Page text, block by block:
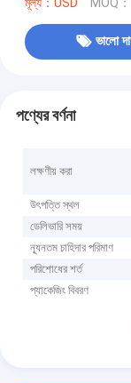
ভালো
পণ্যের বর্ণনা
লক্ষণীয় করা
উৎপত্তি স্থল
ডেলিভারি সময়
ন্যূনতম চাহিদার পরিমাণ
পরিশোধের শর্ত
প্যাকেজিং বিবরণ